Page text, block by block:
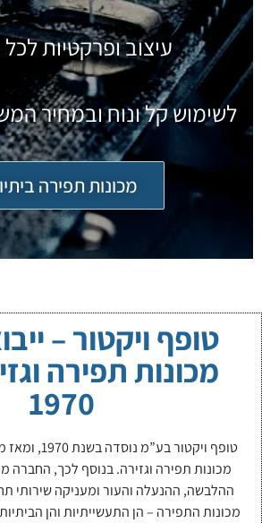
עיצוב ופרקטיות
לשימוש קל ונוח ובמחיר
מכונות תפירה
טופף ויקטור –
מכונות תפירה
1970
טופף ויקטור
מכונות תפירה וגזירה. בנוסף לכך, החברה
ההלבשה, ההנעלה והעור ומעניקה שירותי
מכונות התפירה – הן התעשייתיות והן